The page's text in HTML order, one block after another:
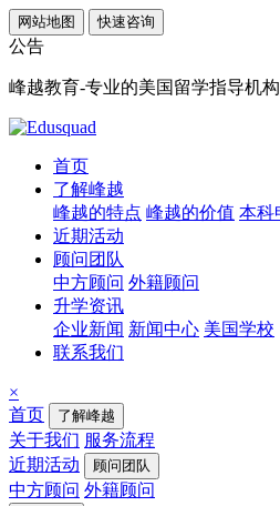
网站地图 快速咨询
公告
峰越教育-专业的美国留学指导机
首页
了解峰越
峰越的特点 峰越的价值 本科
近期活动
顾问团队
中方顾问 外籍顾问
升学资讯
企业新闻 新闻中心 美国学校
联系我们
×
首页
了解峰越
关于我们 服务流程
近期活动
顾问团队
中方顾问 外籍顾问